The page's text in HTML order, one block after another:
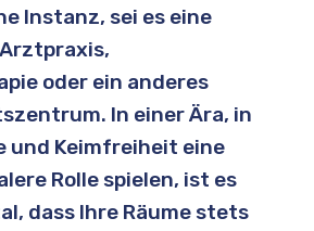
Instanz, sei es eine
oder ein anderes
In einer Ära, in
und Keimfreiheit eine
Rolle spielen, ist es
dass Ihre Räume stets